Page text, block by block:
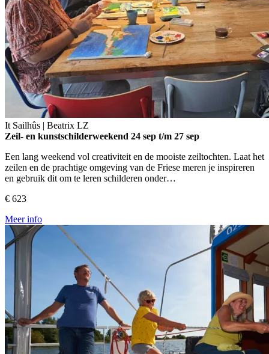
It Sailhûs | Beatrix LZ
Zeil- en kunstschilderweekend 24 sep t/m 27 sep
Een lang weekend vol creativiteit en de mooiste zeiltochten. Laat het
zeilen en de prachtige omgeving van de Friese meren je inspireren
en gebruik dit om te leren schilderen onder…
€ 623
Meer info